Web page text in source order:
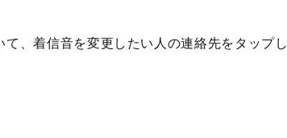
て、着信音を変更したい人の連絡先をタップし